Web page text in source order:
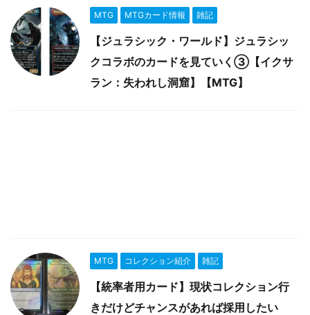
MTG MTGカード情報 雑記
【ジュラシック・ワールド】ジュラシッ
クコラボのカードを見ていく③【イクサ
ラン：失われし洞窟】【MTG】
MTG コレクション紹介 雑記
【統率者用カード】現状コレクション行
きだけどチャンスがあれば採用したい